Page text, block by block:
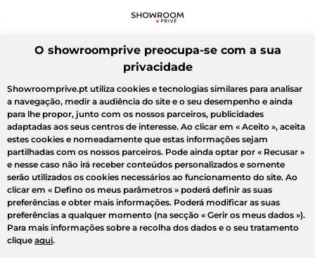
O showroomprive preocupa-se com a sua
privacidade
Showroomprive.pt utiliza cookies e tecnologias similares para analisar
a navegação, medir a audiência do site e o seu desempenho e ainda
para lhe propor, junto com os nossos parceiros, publicidades
adaptadas aos seus centros de interesse. Ao clicar em « Aceito », aceita
estes cookies e nomeadamente que estas informações sejam
partilhadas com os nossos parceiros. Pode ainda optar por « Recusar »
e nesse caso não irá receber conteúdos personalizados e somente
serão utilizados os cookies necessários ao funcionamento do site. Ao
clicar em « Defino os meus parâmetros » poderá definir as suas
preferências e obter mais informações. Poderá modificar as suas
preferências a qualquer momento (na secção « Gerir os meus dados »).
Para mais informações sobre a recolha dos dados e o seu tratamento
clique aqui.